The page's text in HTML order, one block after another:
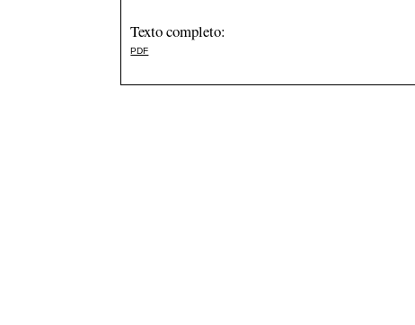
Texto completo:
PDF